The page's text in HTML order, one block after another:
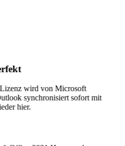
wird von Microsoft
synchronisiert sofort mit
hier.